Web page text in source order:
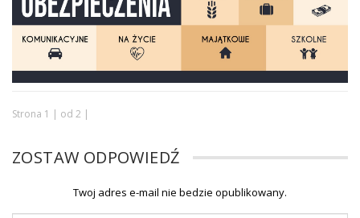
Strona 1 | od 2 |
ZOSTAW ODPOWIEDŹ
Twoj adres e-mail nie bedzie opublikowany.